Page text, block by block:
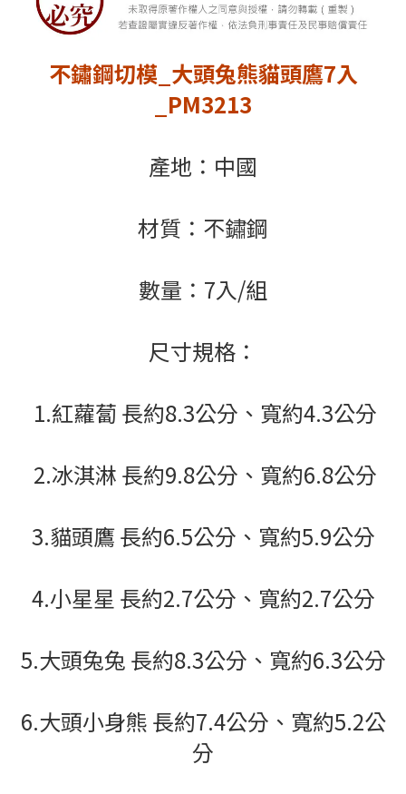
不鏽鋼切模_大頭兔熊貓頭鷹7入
_PM3213
產地：中國
材質：不鏽鋼
數量：7入/組
尺寸規格：
1.紅蘿蔔 長約8.3公分、寬約4.3公分
2.冰淇淋 長約9.8公分、寬約6.8公分
3.貓頭鷹 長約6.5公分、寬約5.9公分
4.小星星 長約2.7公分、寬約2.7公分
5.大頭兔兔 長約8.3公分、寬約6.3公分
6.大頭小身熊 長約7.4公分、寬約5.2公
分